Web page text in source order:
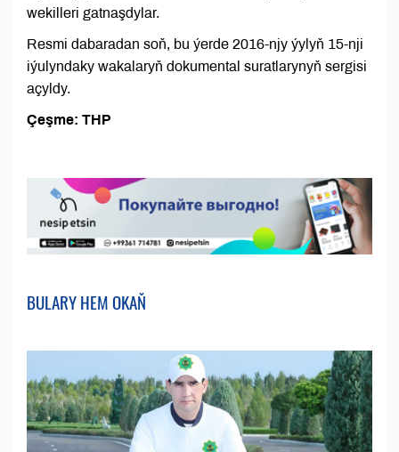
wekilleri gatnaşdylar.
Resmi dabaradan soň, bu ýerde 2016-njy ýylyň 15-nji
iýulyndaky wakalaryň dokumental suratlarynyň sergisi
açyldy.
Çeşme: THP
BULARY HEM OKAŇ